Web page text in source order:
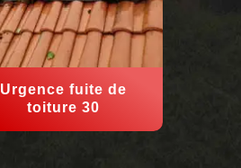
Urgence fuite de
toiture 30